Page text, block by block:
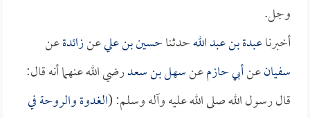
وجل.
أخبرناعبدة بن عبد اللهحدثناحسين بن عليعنزائدةعن
سفيانعنأبي حازمعنسهل بن سعدرضي الله عنهما أنه قال:
قال رسول الله صلى الله عليه وآله وسلم: (الغدوة والروحة في